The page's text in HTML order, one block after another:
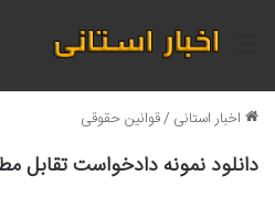
منو
اخبار استانی /قوانین حقوقی
دانلود نمونه دادخواست تقابل